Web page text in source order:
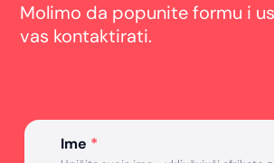
Molimo da popunite formu i
vas kontaktirati.
Ime *